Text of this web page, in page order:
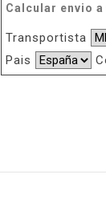
Calcular envio
Transportista
Pais